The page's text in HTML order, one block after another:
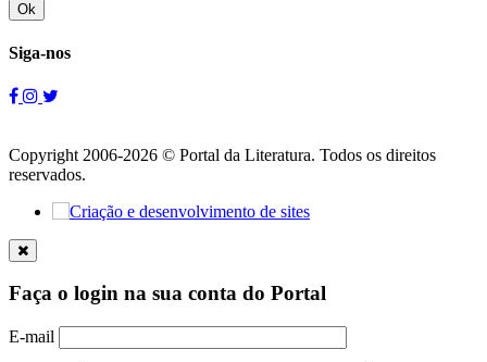
Ok
Siga-nos
Copyright 2006-2026 © Portal da Literatura. Todos os direitos
reservados.
Faça o login na sua conta do Portal
E-mail